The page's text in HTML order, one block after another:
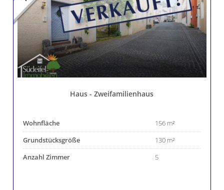
Haus - Zweifamilienhaus
Wohnfläche
156 m²
Grundstücksgröße
130 m²
Anzahl Zimmer
5